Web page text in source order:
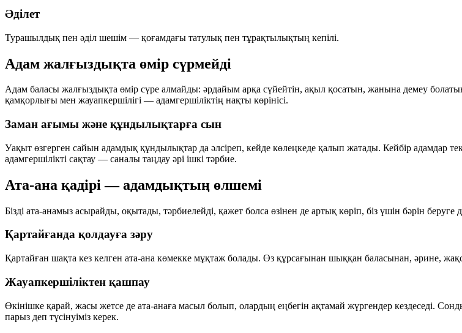
Әділет
Турашылдық пен әділ шешім — қоғамдағы татулық пен тұрақтылықтың кепілі.
Адам жалғыздықта өмір сүрмейді
Адам баласы жалғыздықта өмір сүре алмайды: әрдайым арқа сүйейтін, ақыл қосатын, жанына демеу
қамқорлығы мен жауапкершілігі — адамгершіліктің нақты көрінісі.
Заман ағымы және құндылықтарға сын
Уақыт өзгерген сайын адамдық құндылықтар да әлсіреп, кейде көлеңкеде қалып жатады. Кейбір адамдар
адамгершілікті сақтау — саналы таңдау әрі ішкі тәрбие.
Ата-ана қадірі — адамдықтың өлшемі
Бізді ата-анамыз асырайды, оқытады, тәрбиелейді, қажет болса өзінен де артық көріп, біз үшін бәрін
Қартайғанда қолдауға зәру
Қартайған шақта кез келген ата-ана көмекке мұқтаж болады. Өз құрсағынан шыққан баласынан, әрине,
Жауапкершіліктен қашпау
Өкінішке қарай, жасы жетсе де ата-анаға масыл болып, олардың еңбегін ақтамай жүргендер кездеседі.
парыз деп түсінуіміз керек.